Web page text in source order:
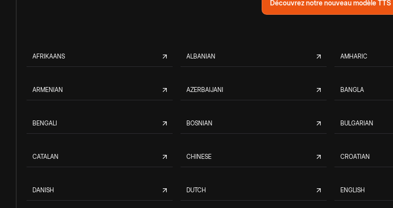
Découvrez notre nouveau modèle TTS
AFRIKAANS ALBANIAN AMHARIC
ARMENIAN AZERBAIJANI BANGLA
BENGALI BOSNIAN BULGARIAN
CATALAN CHINESE CROATIAN
DANISH DUTCH ENGLISH